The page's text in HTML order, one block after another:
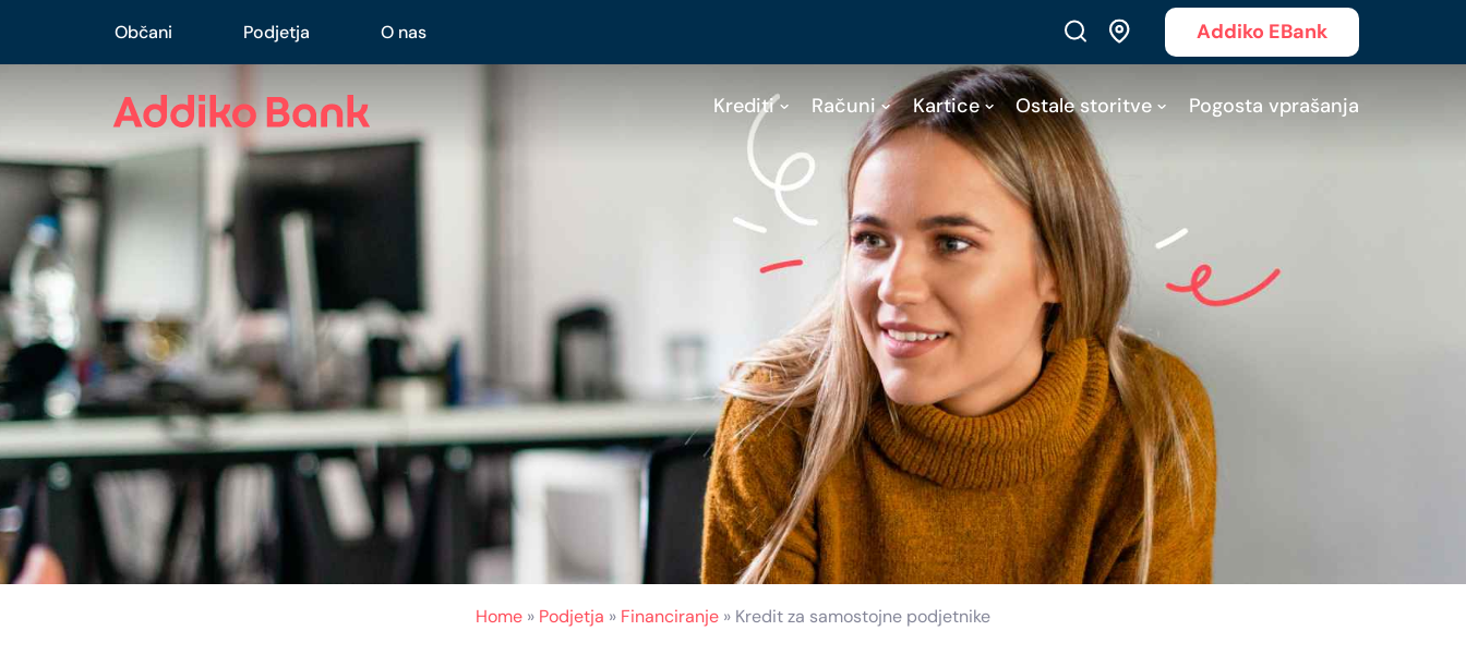
Občani Podjetja O nas Addiko EBank
Krediti Računi Kartice Ostale storitve Pogosta vprašanja
Home » Podjetja » Financiranje » Kredit za samostojne podjetnike